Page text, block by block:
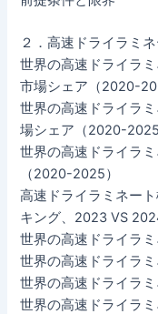
２．高速ドライラミ
世界の高速ドライラ
市場シェア（2020-
世界の高速ドライラ
場シェア（2020-2025
世界の高速ドライラ
（2020-2025）
高速ドライラミネー
キング、2023 VS
世界の高速ドライラ
世界の高速ドライラ
世界の高速ドライラ
世界の高速ドライラ